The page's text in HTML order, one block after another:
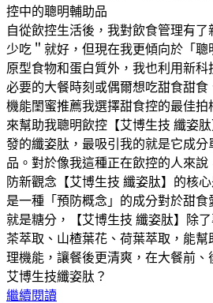
控中的聰明輔助品
自從飲控生活後，我對飲食管理有了
少吃＂就好，但現在我更傾向於「
原型食物和蛋白質外，我也利用新
必要的大餐時刻或偶爾想吃甜食甜
機能閨蜜推薦我選擇甜食控的最佳拍
來幫助我聰明飲控【艾博生技 纖姿
發的纖姿肽，最吸引我的就是它成
品。對於像我這種正在飲控的人來
防新觀念【艾博生技 纖姿肽】的核
是一種「預防概念」的成分對於甜食
就是糖分，【艾博生技 纖姿肽】除
茶萃取、山楂葉花、荷葉萃取，能
理機能，讓餐後更清爽，在大餐前、
艾博生技纖姿肽？
繼續閱讀